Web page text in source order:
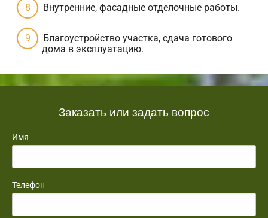
Внутренние, фасадные отделочные работы.
Благоустройство участка, сдача готового
дома в эксплуатацию.
Заказать или задать вопрос
Имя
Телефон